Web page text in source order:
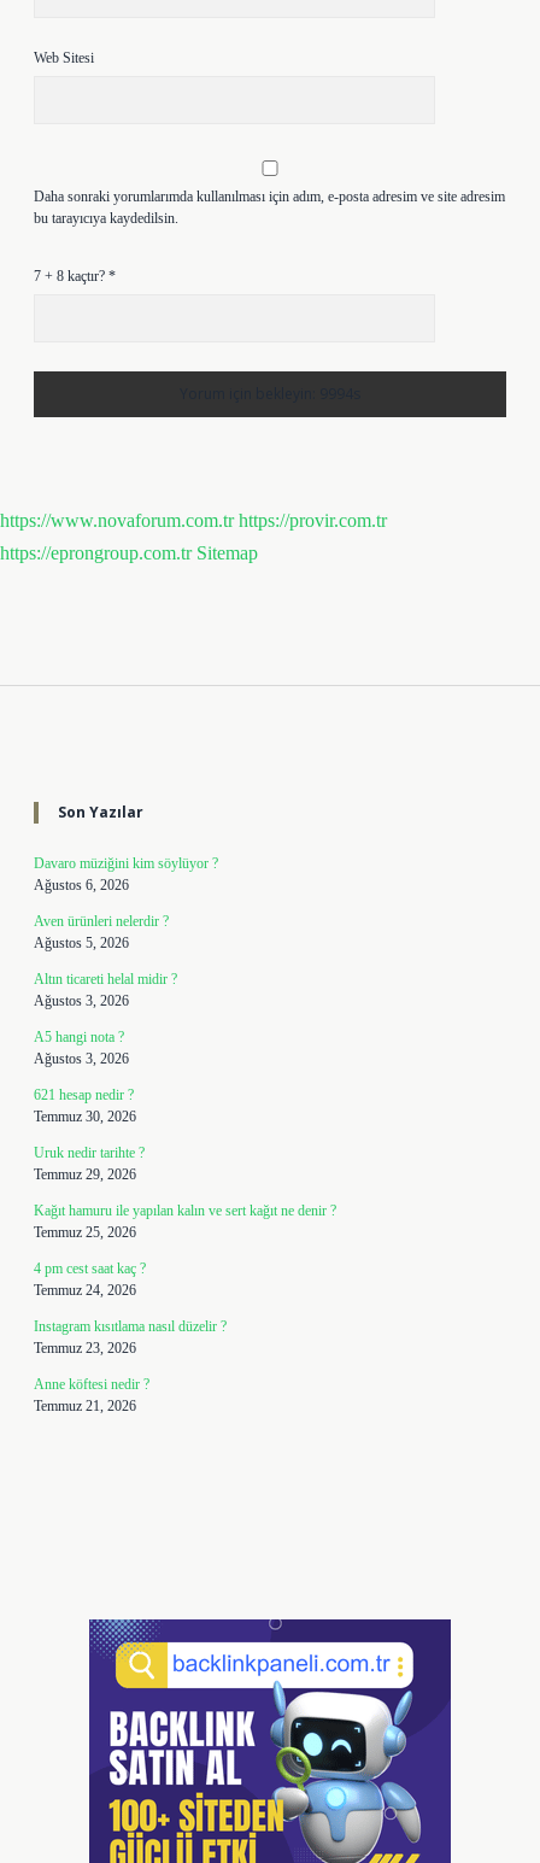
Web Sitesi
Daha sonraki yorumlarımda kullanılması için adım, e-posta adresim ve site adresim
bu tarayıcıya kaydedilsin.
7 + 8 kaçtır? *
https://www.novaforum.com.tr https://provir.com.tr
https://eprongroup.com.tr Sitemap
Son Yazılar
Davaro müziğini kim söylüyor ?
Ağustos 6, 2026
Aven ürünleri nelerdir ?
Ağustos 5, 2026
Altın ticareti helal midir ?
Ağustos 3, 2026
A5 hangi nota ?
Ağustos 3, 2026
621 hesap nedir ?
Temmuz 30, 2026
Uruk nedir tarihte ?
Temmuz 29, 2026
Kağıt hamuru ile yapılan kalın ve sert kağıt ne denir ?
Temmuz 25, 2026
4 pm cest saat kaç ?
Temmuz 24, 2026
Instagram kısıtlama nasıl düzelir ?
Temmuz 23, 2026
Anne köftesi nedir ?
Temmuz 21, 2026